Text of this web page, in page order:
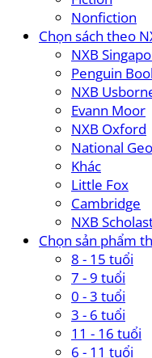
Nonfiction
Chọn sách theo
NXB
Penguin
NXB
Evann Moor
NXB Oxford
National
Khác
Little Fox
Cambridge
NXB
Chọn sản phẩm
8 - 15 tuổi
7 - 9 tuổi
0 - 3 tuổi
3 - 6 tuổi
11 - 16 tuổi
6 - 11 tuổi